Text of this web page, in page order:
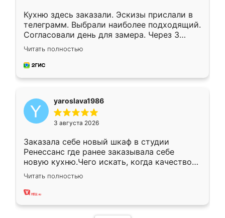
Кухню здесь заказали. Эскизы прислали в
телеграмм. Выбрали наиболее подходящий.
Согласовали день для замера. Через 3
недели кухня была уже готова. Остались
довольны работой. Спасибо Ренессанс
мебель за качественную работу!
Читать полностью
yaroslava1986
3 августа 2026
Заказала себе новый шкаф в студии
Ренессанс где ранее заказывала себе
новую кухню.Чего искать, когда качеством
вполне довольна. Служит кухня уже почти
два года, нареканий нет.
Читать полностью